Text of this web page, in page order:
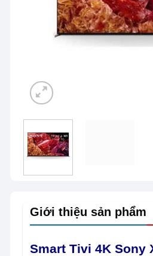
Giới thiệu sản phẩm
Smart Tivi 4K Sony